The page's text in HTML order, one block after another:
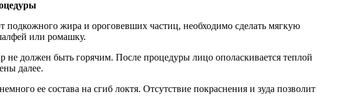
жира и ороговевших частиц, необходимо сделать мягкую
или ромашку.
должен быть горячим. После процедуры лицо ополаскивается теплой
далее.
ее состава на сгиб локтя. Отсутствие покраснения и зуда позволит